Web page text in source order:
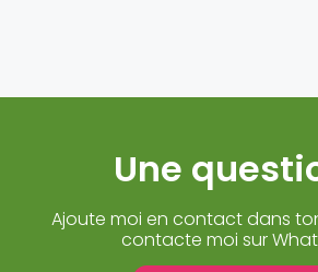
Une
Ajoute moi en contact dans
contacte moi sur